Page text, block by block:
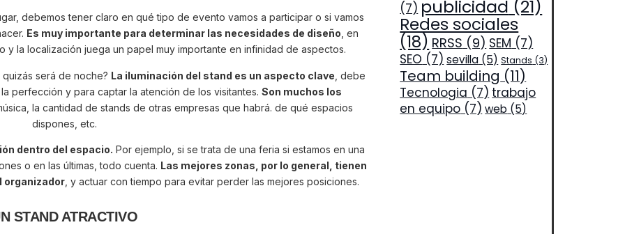
debemos tener claro en qué tipo de evento vamos a participar o si vamos
Es muy importante para determinar las necesidades de diseño , en
y la localización juega un papel muy importante en infinidad de aspectos.
será de noche? La iluminación del stand es un aspecto clave , debe
perfección y para captar la atención de los visitantes.Son muchos los
la cantidad de stands de otras empresas que habrá. de qué espacios
dispones, etc.
dentro del espacio. Por ejemplo, si se trata de una feria si estamos en una
o en las últimas, todo cuenta. Las mejores zonas, por lo general, tienen
organizador, y actuar con tiempo para evitar perder las mejores posiciones.
STAND ATRACTIVO
(7) publicidad (21)
Redes sociales
(18) RRSS (9) SEM (7)
SEO (7) sevilla (5) Stands (3)
Team building (11)
Tecnologia (7) trabajo
en equipo (7) web (5)